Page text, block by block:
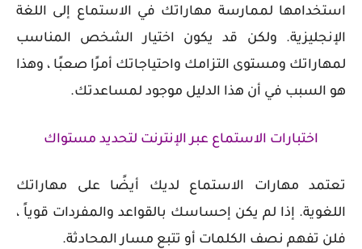
استخدامها لممارسة مهاراتك في الاستماع إلى اللغة
الإنجليزية. ولكن قد يكون اختيار الشخص المناسب
لمهاراتك ومستوى التزامك واحتياجاتك أمرًا صعبًا ، وهذا
هو السبب في أن هذا الدليل موجود لمساعدتك.
اختبارات الاستماع عبر الإنترنت لتحديد مستواك
تعتمد مهارات الاستماع لديك أيضًا على مهاراتك
اللغوية. إذا لم يكن إحساسك بالقواعد والمفردات قوياً ،
فلن تفهم نصف الكلمات أو تتبع مسار المحادثة.